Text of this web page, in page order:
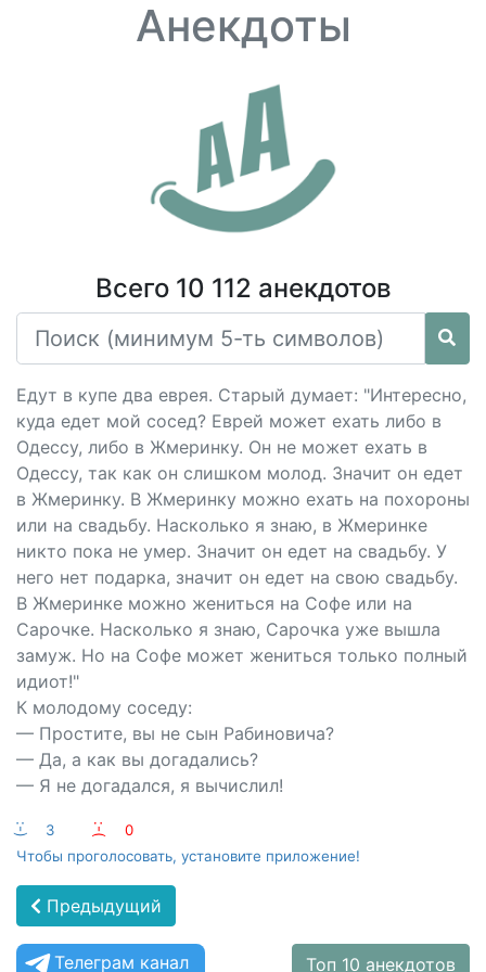
Анекдоты
Всего 10 112 анекдотов
Едут в купе два еврея. Старый думает: "Интересно,
куда едет мой сосед? Еврей может ехать либо в
Одессу, либо в Жмеринку. Он не может ехать в
Одессу, так как он слишком молод. Значит он едет
в Жмеринку. В Жмеринку можно ехать на похороны
или на свадьбу. Насколько я знаю, в Жмеринке
никто пока не умер. Значит он едет на свадьбу. У
него нет подарка, значит он едет на свою свадьбу.
В Жмеринке можно жениться на Софе или на
Сарочке. Насколько я знаю, Сарочка уже вышла
замуж. Но на Софе может жениться только полный
идиот!"
К молодому соседу:
— Простите, вы не сын Рабиновича?
— Да, а как вы догадались?
— Я не догадался, я вычислил!
:-) 3 :-(
0
Чтобы проголосовать, установите приложение!
Предыдущий
Телеграм канал Топ 10 анекдотов